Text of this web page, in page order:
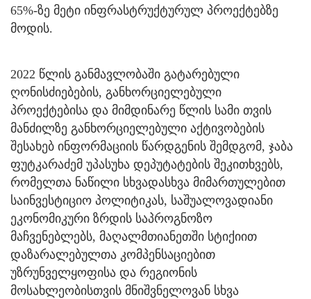
65%-ზე მეტი ინფრასტრუქტურულ პროექტებზე
მოდის.
2022 წლის განმავლობაში გატარებული
ღონისძიებების, განხორციელებული
პროექტებისა და მიმდინარე წლის სამი თვის
მანძილზე განხორციელებული აქტივობების
შესახებ ინფორმაციის წარდგენის შემდგომ, ჯაბა
ფუტკარაძემ უპასუხა დეპუტატების შეკითხვებს,
რომელთა ნაწილი სხვადასხვა მიმართულებით
საინვესტიციო პოლიტიკას, საშუალოვადიანი
ეკონომიკური ზრდის საპროგნოზო
მაჩვენებლებს, მაღალმთიანეთში სტიქიით
დაზარალებულთა კომპენსაციებით
უზრუნველყოფისა და რეგიონის
მოსახლეობისთვის მნიშვნელოვან სხვა